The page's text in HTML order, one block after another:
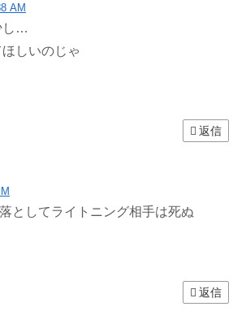
AM
し…
しいのじゃ
返信
としてライトニング相手は死ぬ
返信